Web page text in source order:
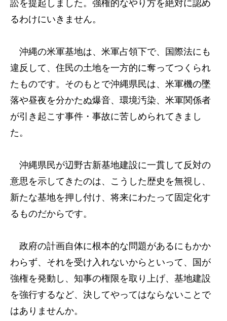
訟を提起しました。強権的なやり方を絶対に認め
るわけにいきません。
沖縄の米軍基地は、米軍占領下で、国際法にも
違反して、住民の土地を一方的に奪ってつくられ
たものです。そのもとで沖縄県民は、米軍機の墜
落や昼夜を分かたぬ爆音、環境汚染、米軍関係者
が引き起こす事件・事故に苦しめられてきまし
た。
沖縄県民が辺野古新基地建設に一貫して反対の
意思を示してきたのは、こうした歴史を無視し、
新たな基地を押し付け、将来にわたって固定化す
るものだからです。
政府の計画自体に根本的な問題があるにもかか
わらず、それを受け入れないからといって、国が
強権を発動し、知事の権限を取り上げ、基地建設
を強行するなど、決してやってはならないことで
はありませんか。